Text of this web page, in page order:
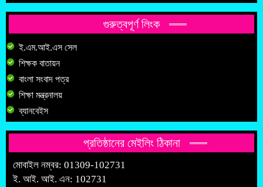
গুরুত্বপূর্ণ লিংক
ই.এম.আই.এস সেল
শিক্ষক বাতায়ন
বাংলা সংবাদ পত্র
শিক্ষা মন্ত্রনালয়
ব্যানবেইস
প্রতিষ্ঠানের মেইলিং ঠিকানা
মোবাইল নম্বর: 01309-102731
ই. আই. আই. এন: 102731